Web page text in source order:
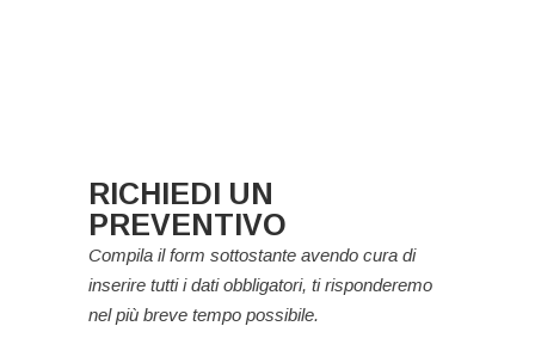
RICHIEDI UN
PREVENTIVO
Compila il form sottostante avendo cura di
inserire tutti i dati obbligatori, ti risponderemo
nel più breve tempo possibile.